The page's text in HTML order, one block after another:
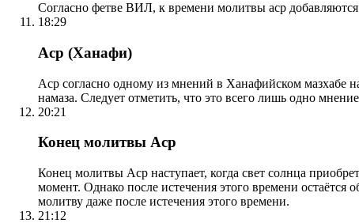
Согласно фетве ВИЛ, к времени молитвы аср
18:29
Аср (Ханафи)
Аср согласно одному из мнений в Ханафийском мазхабе
намаза. Следует отметить, что это всего лишь одно
20:21
Конец молитвы Аср
Конец молитвы Аср наступает, когда свет солнца
момент. Однако после истечения этого времени
молитву даже после истечения этого времени.
21:12